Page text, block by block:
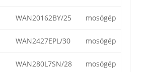
WAN20162BY/25 mosógép
WAN2427EPL/30 mosógép
WAN280L7SN/28 mosógép